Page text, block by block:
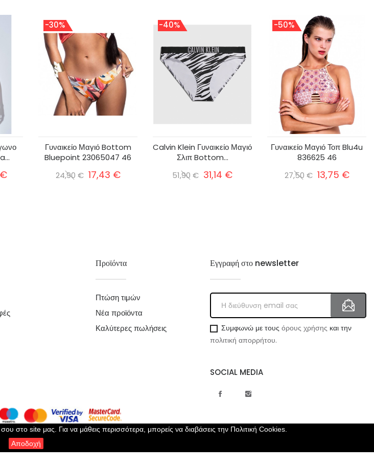
-30%
Γυναικείο Μαγιό Bottom
Bluepoint 23065047 46
24,90 € 17,43 €
-40%
Calvin Klein Γυναικείο Μαγιό
Σλιπ Bottom...
51,90 € 31,14 €
-50%
Γυναικείο Μαγιό Τοπ Blu4u
836625 46
27,50 € 13,75 €
Προϊόντα
Πτώση τιμών
Νέα προϊόντα
Καλύτερες πωλήσεις
Εγγραφή στο newsletter
Συμφωνώ με τους όρους χρήσηςκαι την
πολιτική απορρήτου.
SOCIAL MEDIA
στο site μας. Για να μάθεις περισσότερα, μπορείς να διαβάσεις την Πολιτική Cookies.
Αποδοχή